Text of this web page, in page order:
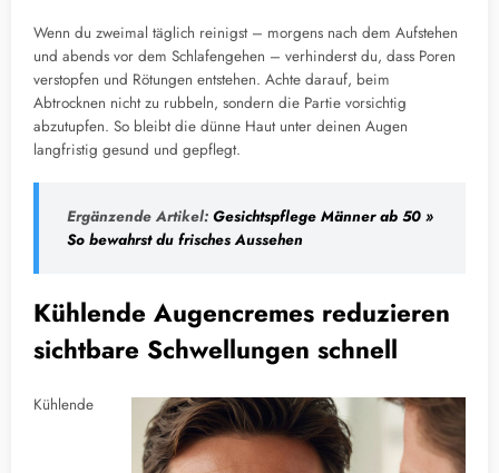
Wenn du zweimal täglich reinigst – morgens nach dem Aufstehen
und abends vor dem Schlafengehen – verhinderst du, dass Poren
verstopfen und Rötungen entstehen. Achte darauf, beim
Abtrocknen nicht zu rubbeln, sondern die Partie vorsichtig
abzutupfen. So bleibt die dünne Haut unter deinen Augen
langfristig gesund und gepflegt.
Ergänzende Artikel: Gesichtspflege Männer ab 50 »
So bewahrst du frisches Aussehen
Kühlende Augencremes reduzieren
sichtbare Schwellungen schnell
Kühlende